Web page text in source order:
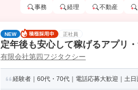
事務 経理 不動産
NEW 正社員
定年後も安心して稼げるアプリ
有限会社第四フジタクシー
経験者｜60代・70代｜電話応募大歓迎｜土日